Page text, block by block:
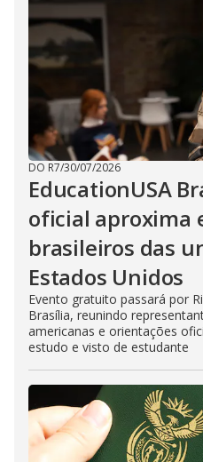
DO R7/30/07/2026
EducationUSA
oficial aproxima
brasileiros das
Estados Unidos
Evento gratuito passará por
Brasília, reunindo
americanas e orientações
estudo e visto de estudante